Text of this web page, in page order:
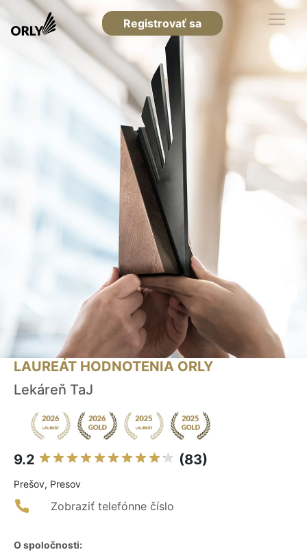
Registrovať sa
LAUREÁT HODNOTENIA ORLY
Lekáreň TaJ
9.2 (83)
Prešov, Presov
Zobraziť telefónne číslo
O spoločnosti: